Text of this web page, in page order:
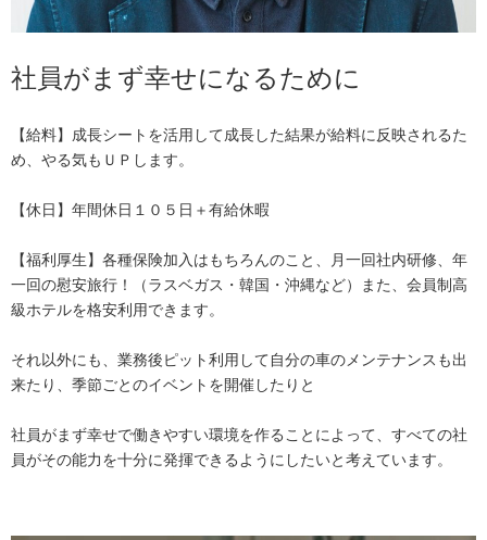
社員がまず幸せになるために
【給料】成長シートを活用して成長した結果が給料に反映されるた
め、やる気もＵＰします。
【休日】年間休日１０５日＋有給休暇
【福利厚生】各種保険加入はもちろんのこと、月一回社内研修、年
一回の慰安旅行！（ラスベガス・韓国・沖縄など）また、会員制高
級ホテルを格安利用できます。
それ以外にも、業務後ピット利用して自分の車のメンテナンスも出
来たり、季節ごとのイベントを開催したりと
社員がまず幸せで働きやすい環境を作ることによって、すべての社
員がその能力を十分に発揮できるようにしたいと考えています。